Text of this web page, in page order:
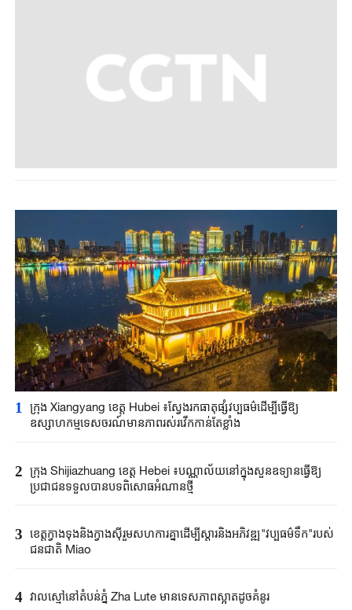
1 ក្រុង Xiangyang ខេត្ត Hubei ៖ស្វែងរកធាតុផ្សំវប្បធម៌ដើម្បីធ្វើឱ្យ
ឧស្សាហកម្មទេសចរណ៍មានភាពរស់រវើកកាន់តែខ្លាំង
2 ក្រុង Shijiazhuang ខេត្ត Hebei ៖បណ្ណាល័យនៅក្នុងសួនឧទ្យានធ្វើឱ្យ
ប្រជាជនទទួលបានបទពិសោធអំណានថ្មី
3 ខេត្តក្វាងទុងនិងក្វាងស៊ីរួមសហការគ្នាដើម្បីស្តារនិងអភិវឌ្ឍ"វប្បធម៌ទឹក"របស់
ជនជាតិ Miao
4 វាលស្មៅនៅតំបន់ភ្នំ Zha Lute មានទេសភាពស្អាតដូចគំនូរ